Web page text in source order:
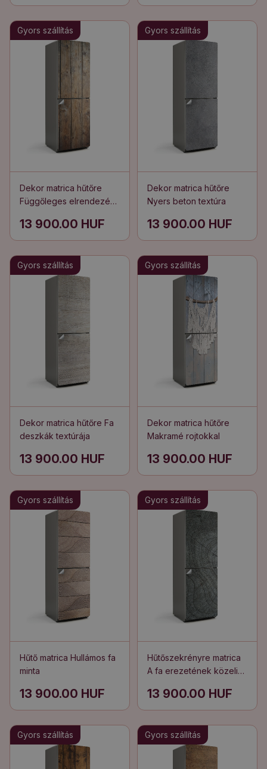
Gyors szállítás
Dekor matrica hűtőre
Függőleges elrendezésű
13 900.00 HUF
Gyors szállítás
Dekor matrica hűtőre
Nyers beton textúra
13 900.00 HUF
Gyors szállítás
Dekor matrica hűtőre Fa
deszkák textúrája
13 900.00 HUF
Gyors szállítás
Dekor matrica hűtőre
Makramé rojtokkal
13 900.00 HUF
Gyors szállítás
Hűtő matrica Hullámos fa
minta
13 900.00 HUF
Gyors szállítás
Hűtőszekrényre matrica
A fa erezetének közeli
13 900.00 HUF
Gyors szállítás Gyors szállítás